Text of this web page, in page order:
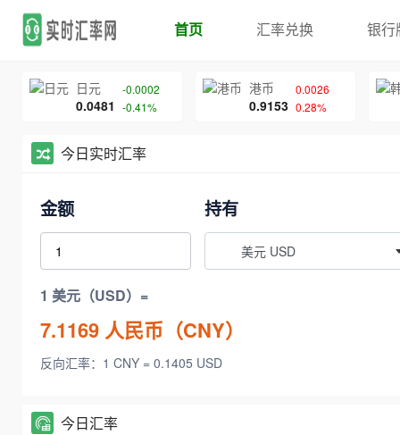
首页 汇率兑换 银行
日元
0.0481
-0.0002
-0.41%
港币
0.9153
0.0026
0.28%
今日实时汇率
金额 持有
美元 USD
1 美元（USD）=
7.1169 人民币（CNY）
反向汇率：1 CNY = 0.1405 USD
今日汇率